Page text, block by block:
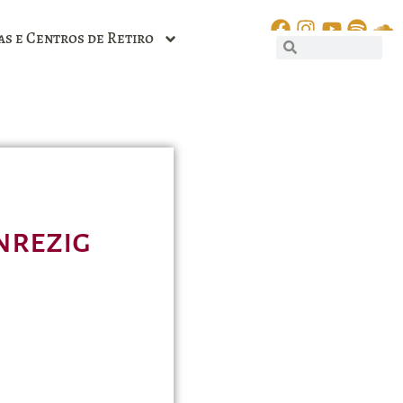
e Centros de Retiro